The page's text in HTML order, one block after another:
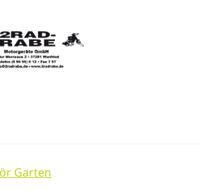
Garten